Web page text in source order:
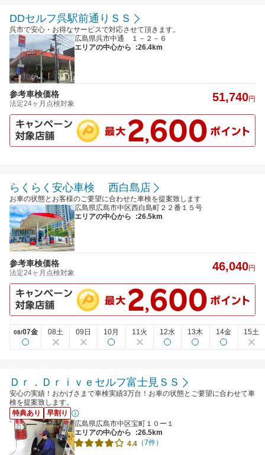
DDセルフ呉駅前通りＳＳ
呉市で安心・お得なサービスで対応させて頂きます。
広島県呉市中通 １－２－６
エリアの中心から
:26.4km
参考車検価格
法定24ヶ月点検対象 51,740円
らくらく安心車検 西白島店
お車の状態とお客様のご要望に合わせた車検を提案致します
広島県広島市中区西白島町２２番１５号
エリアの中心から
:26.5km
参考車検価格
法定24ヶ月点検対象 46,040円
08/07金 08土 09日 10月 11火 12水 13木 14金 15土
Ｄｒ．Ｄｒｉｖｅセルフ富士見ＳＳ
安心の実績！おかげさまで車検実績3万台！お車の状態とご要望に合わせて車
検を提案致します。
特典あり
早割り
広島県広島市中区宝町１０ー１
エリアの中心から
:26.5km
4.4 （7件）